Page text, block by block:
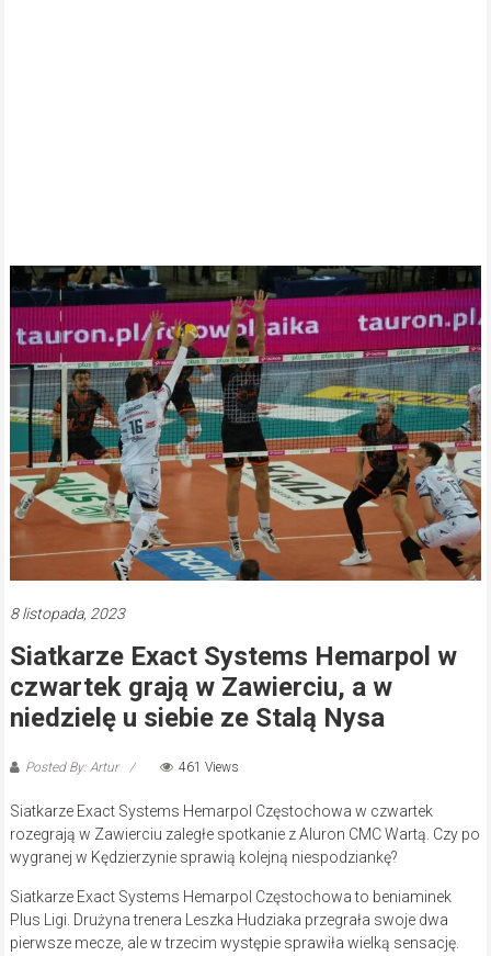
8 listopada, 2023
Siatkarze Exact Systems Hemarpol w
czwartek grają w Zawierciu, a w
niedzielę u siebie ze Stalą Nysa
Posted By: Artur 461 Views
Siatkarze Exact Systems Hemarpol Częstochowa w czwartek
rozegrają w Zawierciu zaległe spotkanie z Aluron CMC Wartą. Czy po
wygranej w Kędzierzynie sprawią kolejną niespodziankę?
Siatkarze Exact Systems Hemarpol Częstochowa to beniaminek
Plus Ligi. Drużyna trenera Leszka Hudziaka przegrała swoje dwa
pierwsze mecze, ale w trzecim występie sprawiła wielką sensację.